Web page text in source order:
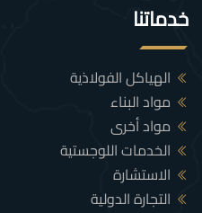
خدماتنا
الهياكل الفولاذية
مواد البناء
مواد أخرى
الخدمات اللوجستية
الاستشارة
التجارة الدولية